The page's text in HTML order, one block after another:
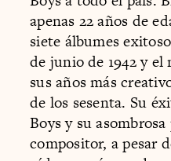
apenas 22 años de
siete álbumes
de junio de 1942 y
sus años más
de los sesenta. Su
Boys y su
compositor, a pesar